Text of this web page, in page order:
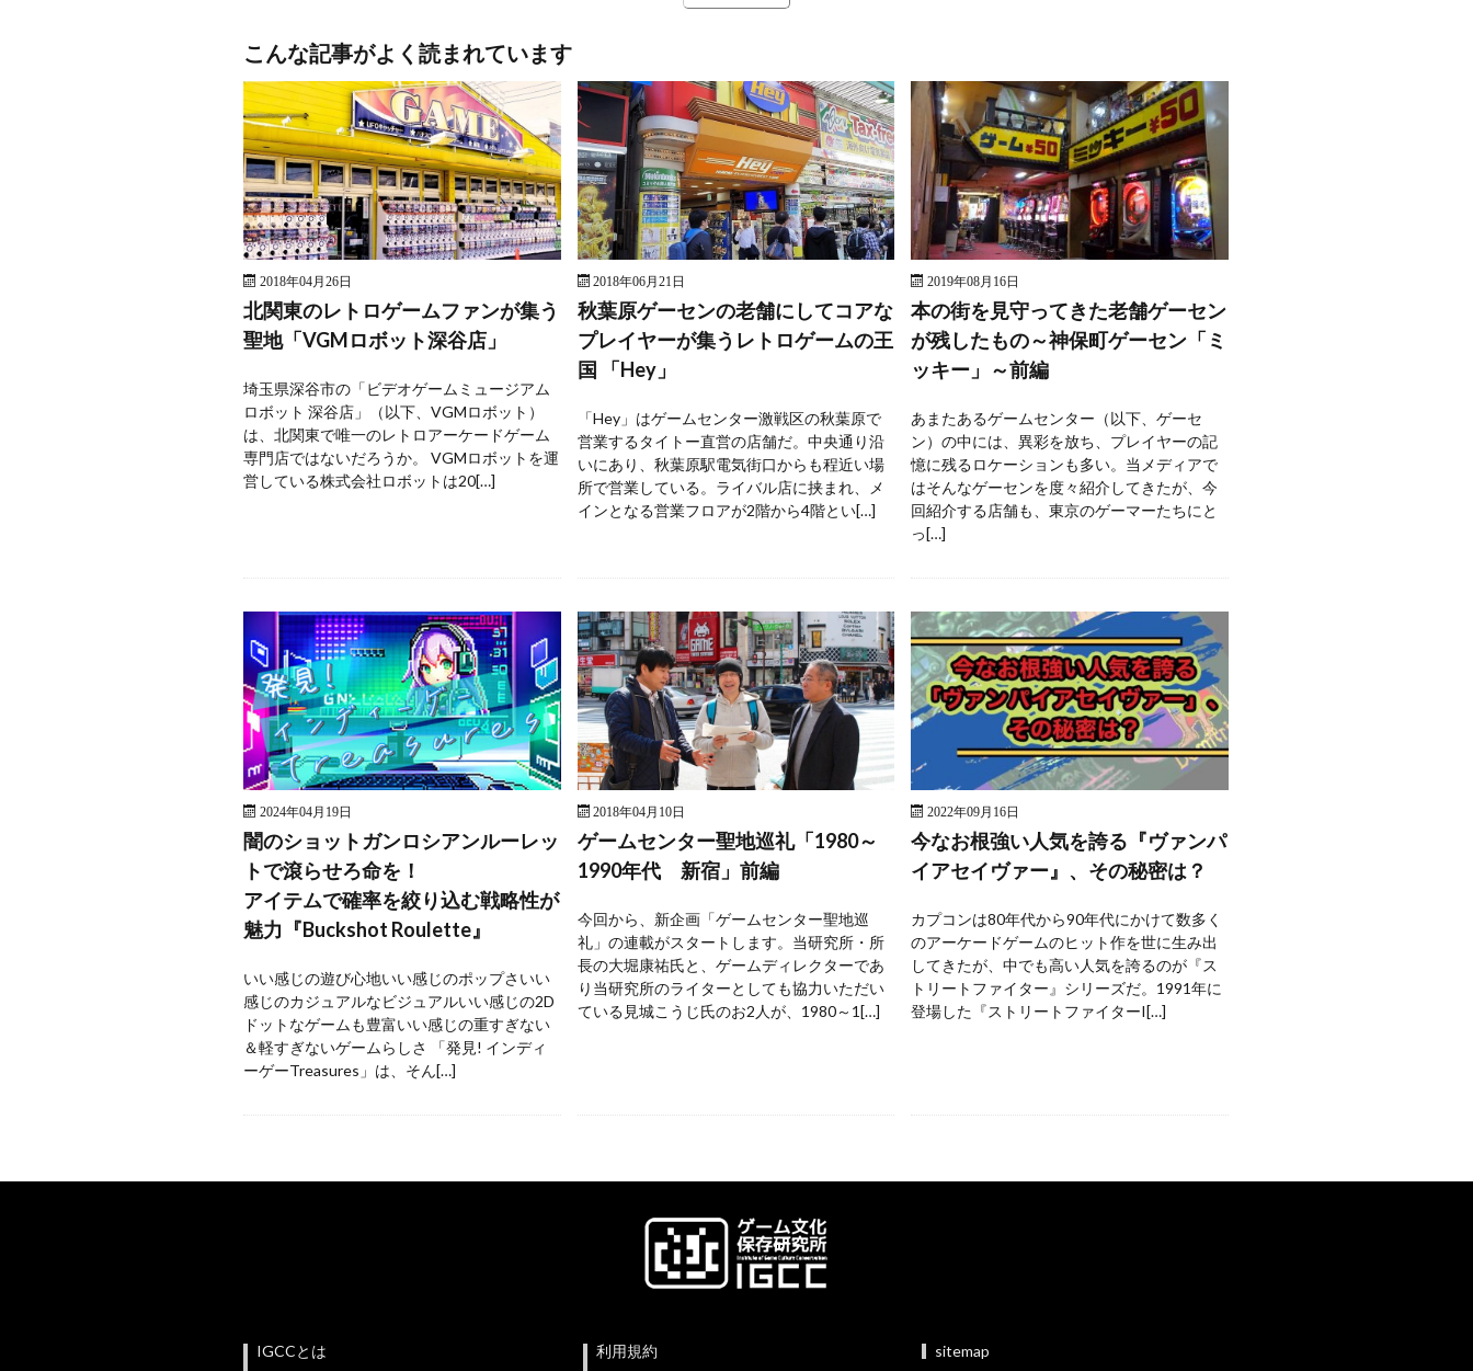
こんな記事がよく読まれています
2018年04月26日
北関東のレトロゲームファンが集う
聖地「VGMロボット深谷店」
埼玉県深谷市の「ビデオゲームミュージアム
ロボット 深谷店」（以下、VGMロボット）
は、北関東で唯一のレトロアーケードゲーム
専門店ではないだろうか。 VGMロボットを運
営している株式会社ロボットは20[…]
2018年06月21日
秋葉原ゲーセンの老舗にしてコアな
プレイヤーが集うレトロゲームの王
国 「Hey」
「Hey」はゲームセンター激戦区の秋葉原で
営業するタイトー直営の店舗だ。中央通り沿
いにあり、秋葉原駅電気街口からも程近い場
所で営業している。ライバル店に挟まれ、メ
インとなる営業フロアが2階から4階とい[…]
2019年08月16日
本の街を見守ってきた老舗ゲーセン
が残したもの～神保町ゲーセン「ミ
ッキー」～前編
あまたあるゲームセンター（以下、ゲーセ
ン）の中には、異彩を放ち、プレイヤーの記
憶に残るロケーションも多い。当メディアで
はそんなゲーセンを度々紹介してきたが、今
回紹介する店舗も、東京のゲーマーたちにと
っ[…]
2024年04月19日
闇のショットガンロシアンルーレッ
トで滾らせろ命を！
アイテムで確率を絞り込む戦略性が
魅力『Buckshot Roulette』
いい感じの遊び心地いい感じのポップさいい
感じのカジュアルなビジュアルいい感じの2D
ドットなゲームも豊富いい感じの重すぎない
＆軽すぎないゲームらしさ 「発見! インディ
ーゲーTreasures」は、そん[…]
2018年04月10日
ゲームセンター聖地巡礼「1980～
1990年代 新宿」前編
今回から、新企画「ゲームセンター聖地巡
礼」の連載がスタートします。当研究所・所
長の大堀康祐氏と、ゲームディレクターであ
り当研究所のライターとしても協力いただい
ている見城こうじ氏のお2人が、1980～1[…]
2022年09月16日
今なお根強い人気を誇る『ヴァンパ
イアセイヴァー』、その秘密は？
カプコンは80年代から90年代にかけて数多く
のアーケードゲームのヒット作を世に生み出
してきたが、中でも高い人気を誇るのが『ス
トリートファイター』シリーズだ。1991年に
登場した『ストリートファイターI[…]
IGCCとは
利用規約
sitemap